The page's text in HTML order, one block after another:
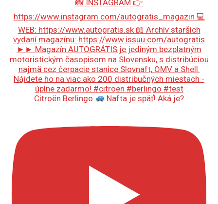
Citroën Berlingo Nafta je späť! Aká je?